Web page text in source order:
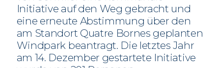
Initiative auf den Weg gebracht und
eine erneute Abstimmung über den
am Standort Quatre Bornes geplanten
Windpark beantragt. Die letztes Jahr
am 14. Dezember gestartete Initiative